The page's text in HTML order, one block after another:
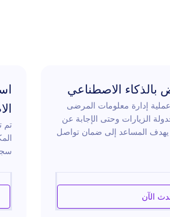
الاصطناعي
إدارة معلومات المرضى
الزيارات وحتى الإجابة عن
يهدف المساعد إلى ضمان تواصل
حصول المرضى على دعم دقيق
التركيز على احتياجات
يعزز هذا المساعد
الآن
تم